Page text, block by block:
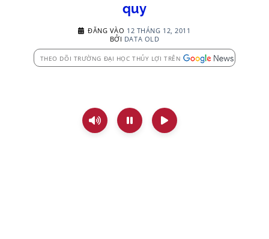
quy
ĐĂNG VÀO 12 THÁNG 12, 2011
BỞI DATA OLD
THEO DÕI TRƯỜNG ĐẠI HỌC THỦY LỢI TRÊN